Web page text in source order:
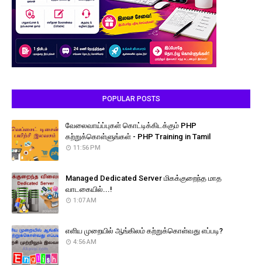
POPULAR POSTS
வேலைவாய்ப்புகள் கொட்டிக்கிடக்கும் PHP
கற்றுக்கொள்ளுங்கள் - PHP Training in Tamil
11:56 PM
Managed Dedicated Server மிகக்குறைந்த மாத
வாடகையில்...!
1:07 AM
எளிய முறையில் ஆங்கிலம் கற்றுக்கொள்வது எப்படி?
4:56 AM